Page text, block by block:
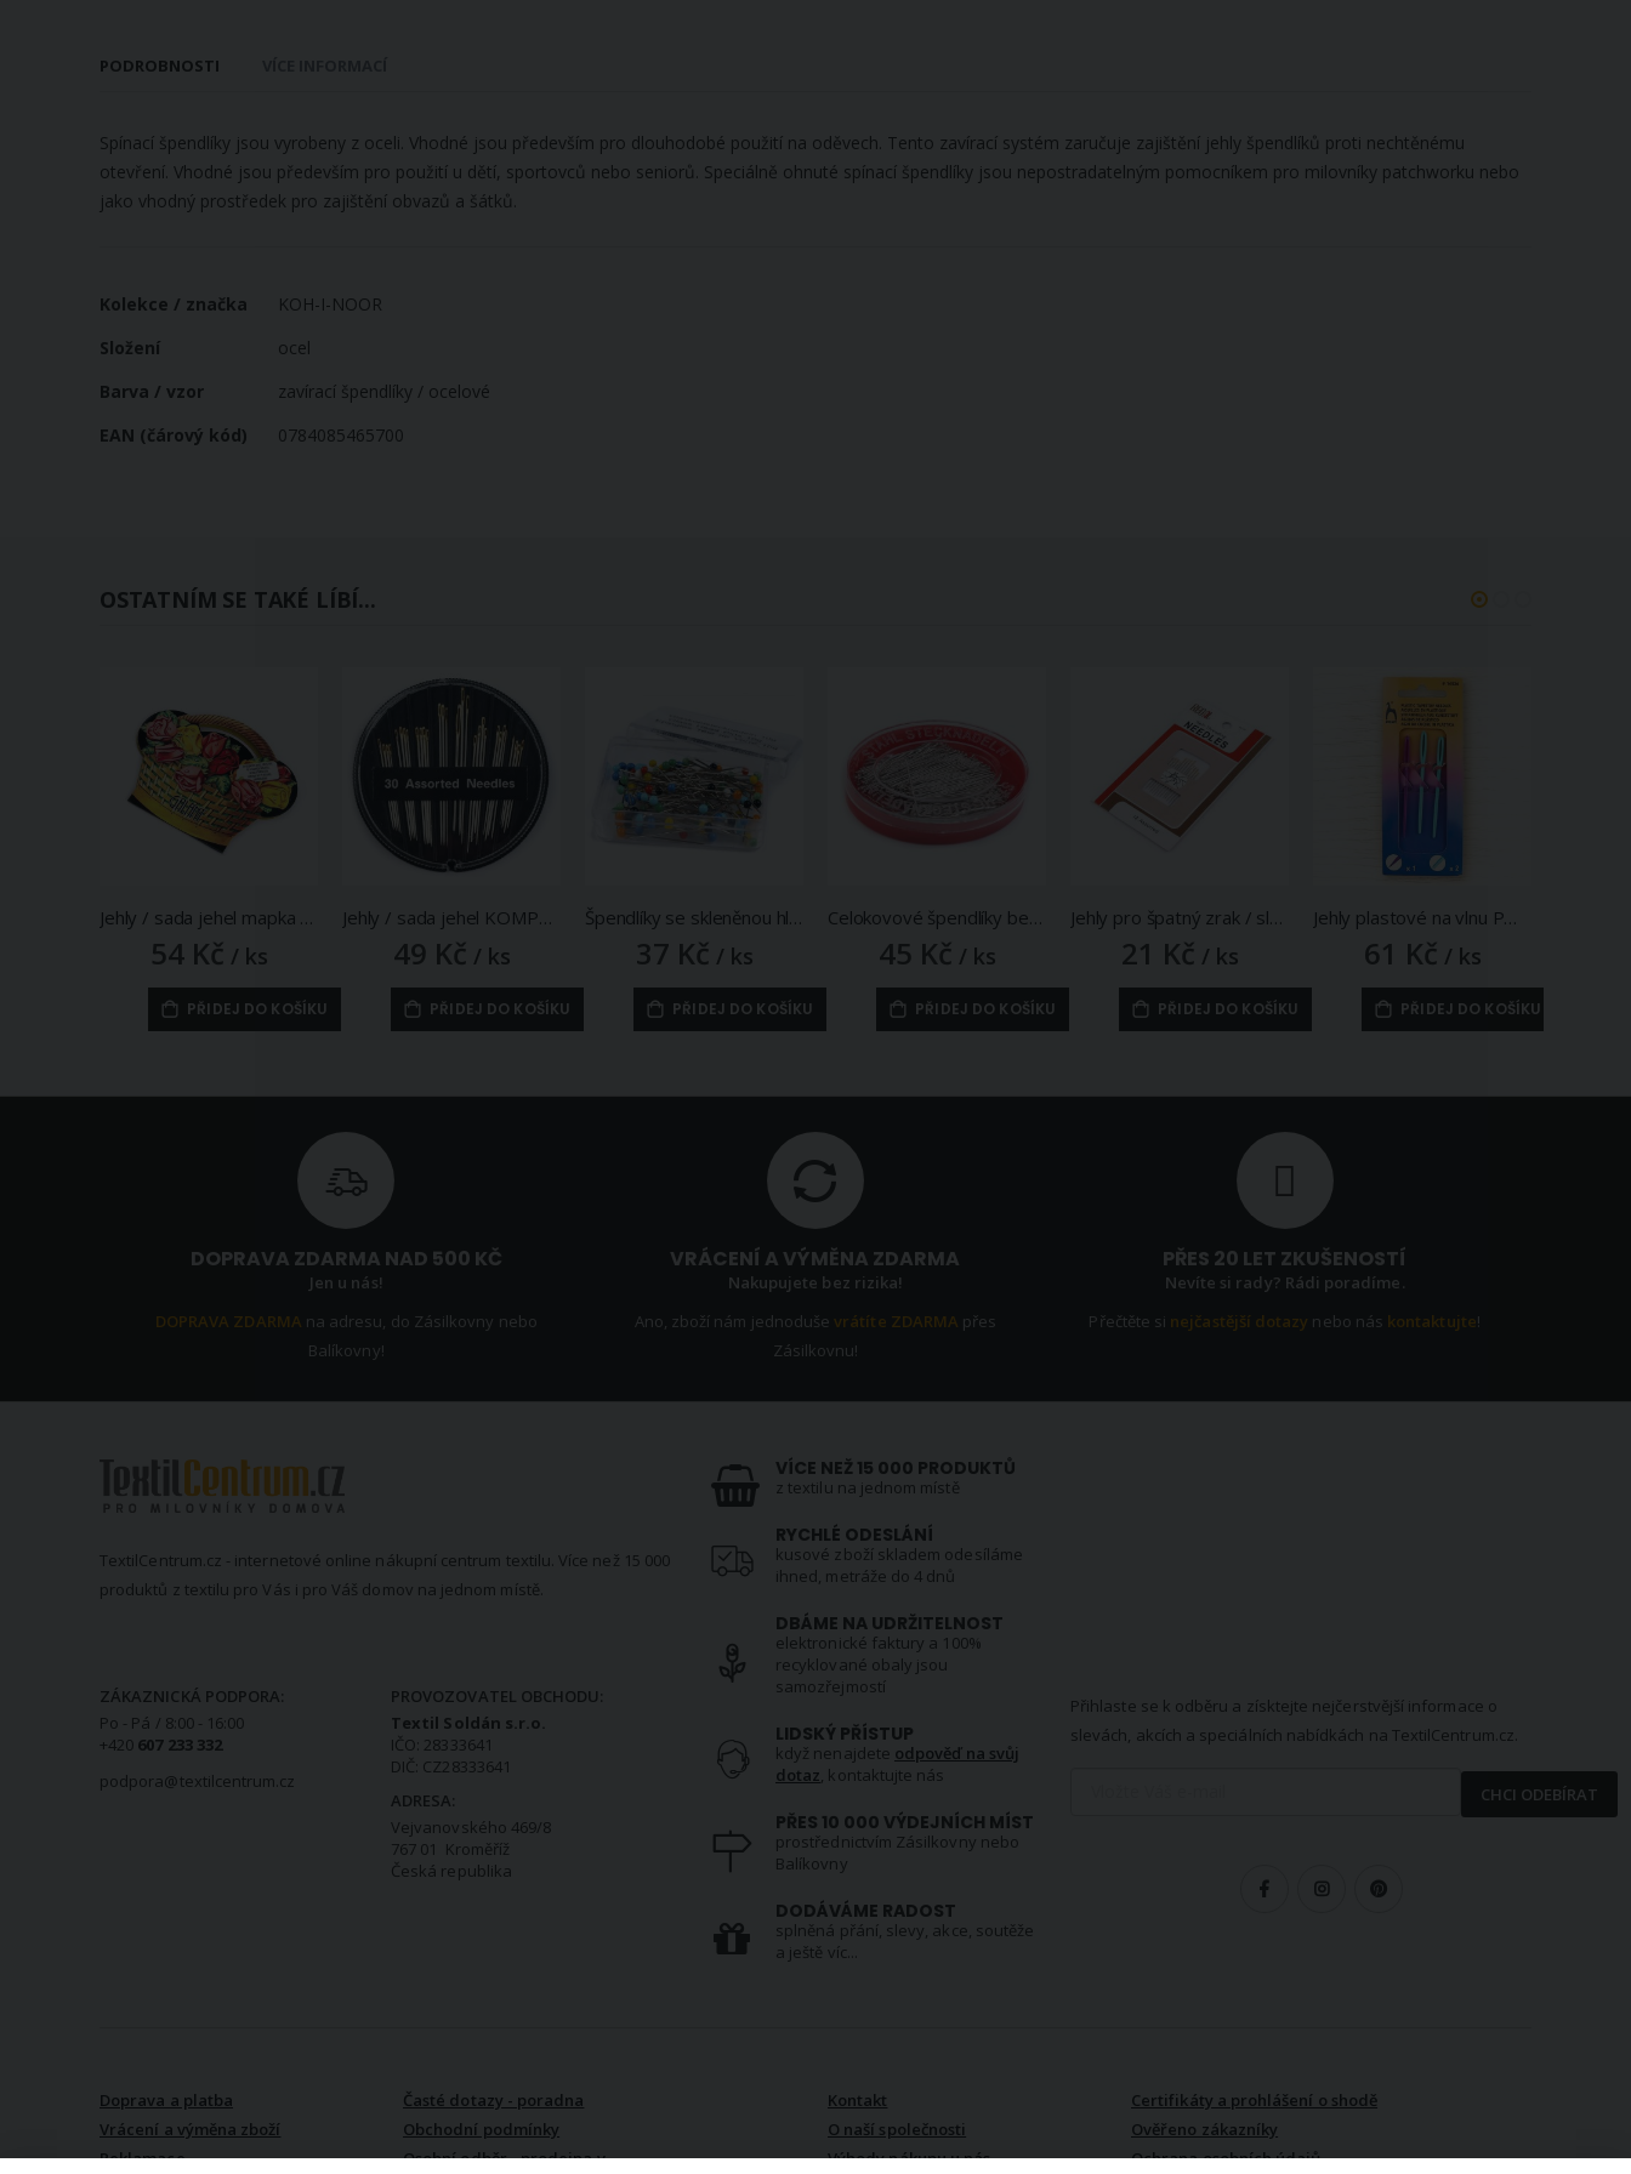
obrázky
PODROBNOSTI
Spínací špendlíky jsou vyrobeny z oceli. Vhodné jsou především pro dlouhodobé použití na oděvech. Tento zavírací systém zaručuje zajištění jehly špendlíků proti nechtěnému
otevření. Vhodné jsou především pro použití u dětí, sportovců nebo seniorů. Speciálně ohnuté spínací špendlíky jsou nepostradatelným pomocníkem pro milovníky patchworku nebo
jako vhodný prostředek pro zajištění obvazů a šátků.
Více
Kolekce / značka
KOH-I-NOOR
Složení
ocel
Barva / vzor
zavírací špendlíky / ocelové
EAN (čárový kód)
0784085465700
OSTATNÍM SE TAKÉ LÍBÍ...
Jehly / sada jehel mapka košíček GALANT 010001 a navlékač nití, 20 kusů (mix velikostí)
54 Kč / ks
PŘIDEJ DO KOŠÍKU
Jehly / sada jehel KOMPAKT SHARPS 010587 zlatá ucha, nikl, 30 kusů (mix velikostí)
49 Kč / ks
PŘIDEJ DO KOŠÍKU
Špendlíky se skleněnou hlavičkou 030019, barevné, 0,6x32mm, 90 kusů
37 Kč / ks
PŘIDEJ DO KOŠÍKU
Celokovové špendlíky bez hlavičky 030071, stříbrné, 0,6x34mm, 320 kusů
45 Kč / ks
PŘIDEJ DO KOŠÍKU
Jehly pro špatný zrak / slepecké jehly 010937 nikl / blistr, 12 kusů (3 velikosti)
21 Kč / ks
PŘIDEJ DO KOŠÍKU
Jehly plastové na vlnu PONY 614026, 3 kusy
61 Kč / ks
PŘIDEJ DO KOŠÍKU
DOPRAVA ZDARMA NAD 500 KČ
Jen u nás!
DOPRAVA ZDARMA na adresu, do Zásilkovny nebo
Balíkovny!
VRÁCENÍ A VÝMĚNA ZDARMA
Nakupujete bez rizika!
Ano, zboží nám jednoduševrátíte ZDARMA přes
Zásilkovnu!
PŘES 20 LET ZKUŠENOSTÍ
Nevíte si rady? Rádi poradíme.
Přečtěte si nejčastější dotazy nebo nás kontaktujte!
TextilCentrum.cz - internetové online nákupní centrum textilu. Více než 15 000
produktů z textilu pro Vás i pro Váš domov na jednom místě.
ZÁKAZNICKÁ PODPORA:
Po - Pá / 8:00 - 16:00
+420 607 233 332
podpora@textilcentrum.cz
PROVOZOVATEL OBCHODU:
Textil Soldán s.r.o.
IČO: 28333641
DIČ: CZ28333641
ADRESA:
Vejvanovského 469/8
767 01 Kroměříž
Česká republika
VÍCE NEŽ 15 000 PRODUKTŮ
z textilu na jednom místě
RYCHLÉ ODESLÁNÍ
kusové zboží skladem odesíláme
ihned, metráže do 4 dnů
DBÁME NA UDRŽITELNOST
elektronické faktury a 100%
recyklované obaly jsou
samozřejmostí
LIDSKÝ PŘÍSTUP
když nenajdete odpověď na svůj
dotaz, kontaktujte nás
PŘES 10 000 VÝDEJNÍCH MÍST
prostřednictvím Zásilkovny nebo
Balíkovny
DODÁVÁME RADOST
splněná přání, slevy, akce, soutěže
a ještě víc...
Přihlaste se k odběru a získtejte nejčerstvější informace o
slevách, akcích a speciálních nabídkách na TextilCentrum.cz.
CHCI ODEBÍRAT
Doprava a platba
Vrácení a výměna zboží
Reklamace
Časté dotazy - poradna
Obchodní podmínky
Osobní odběr - prodejna v
Kontakt
O naší společnosti
Výhody nákupu u nás
Certifikáty a prohlášení o shodě
Ověřeno zákazníky
Ochrana osobních údajů